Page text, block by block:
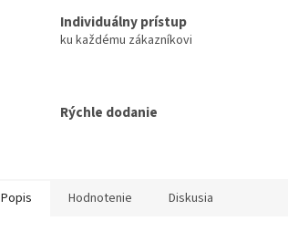
Individuálny prístup
ku každému zákazníkovi
Rýchle dodanie
Popis Hodnotenie Diskusia